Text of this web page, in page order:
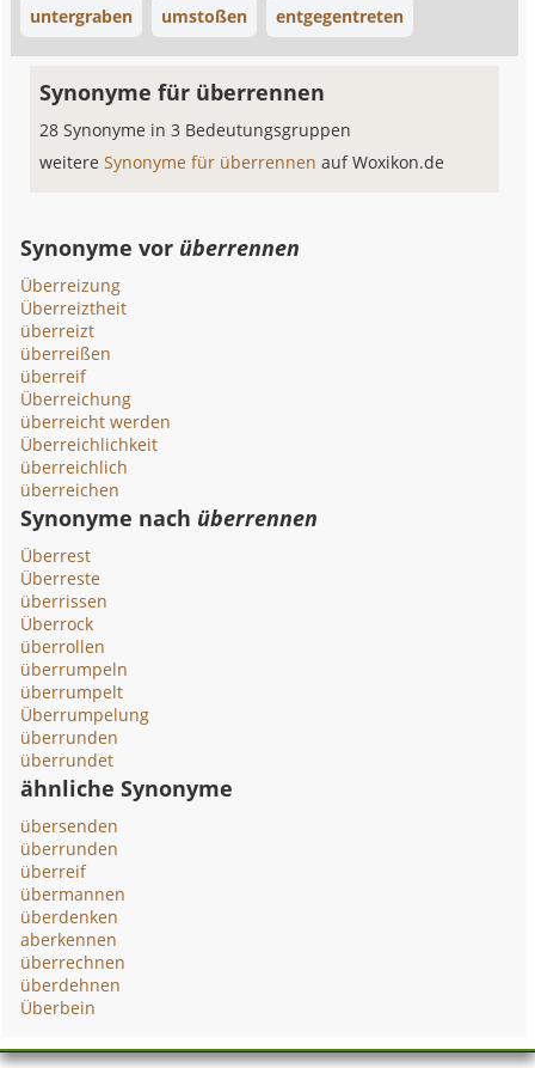
untergraben umstoßen entgegentreten
Synonyme für überrennen
28 Synonyme in 3 Bedeutungsgruppen
weitereSynonyme für überrennenauf Woxikon.de
Synonyme vor überrennen
Überreizung
Überreiztheit
überreizt
überreißen
überreif
Überreichung
überreicht werden
Überreichlichkeit
überreichlich
überreichen
Synonyme nach überrennen
Überrest
Überreste
überrissen
Überrock
überrollen
überrumpeln
überrumpelt
Überrumpelung
überrunden
überrundet
ähnliche Synonyme
übersenden
überrunden
überreif
übermannen
überdenken
aberkennen
überrechnen
überdehnen
Überbein